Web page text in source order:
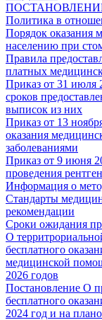
ПОСТАНОВЛЕНИЕ
Политика в
Порядок оказания
населению при
Правила
платных
Приказ от 31 июля
сроков
выписок из них
Приказ от 13
оказания
заболеваниями
Приказ от 9 июня
проведения
Информация о
Стандарты
рекомендации
Сроки ожидания
О
бесплатного
медицинской
2026 годов
Постановление О
бесплатного
2024 год и на